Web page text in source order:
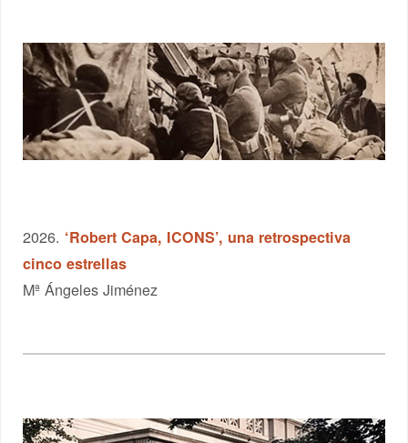
2026. ‘Robert Capa, ICONS’, una retrospectiva
cinco estrellas
Mª Ángeles Jiménez